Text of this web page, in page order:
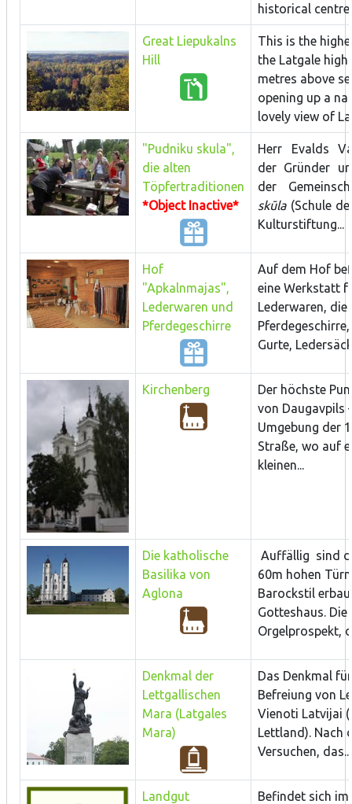
historical
Great Liepukalns
Hill
This is the
the Latgale
metres above
opening up a
lovely view of
"Pudniku skula",
die alten
Töpfertraditionen
*Object Inactive*
Herr Evalds
der Gründer
der
skūla(Schule
Kulturstiftung...
Hof
"Apkalnmajas",
Lederwaren und
Pferdegeschirre
Auf dem Hof
eine Werkstatt
Lederwaren, die
Pferdegeschirre,
Gurte,
Kirchenberg
Der höchste
von Daugavpils
Umgebung der
Straße, wo auf
kleinen...
Die katholische
Basilika von
Aglona
Auffällig sind
60m hohen
Barockstil
Gotteshaus. Die
Orgelprospekt,
Denkmal der
Lettgallischen
Mara (Latgales
Mara)
Das Denkmal
Befreiung von
Vienoti Latvijai
Lettland). Nach
Versuchen, das...
Landgut
Befindet sich